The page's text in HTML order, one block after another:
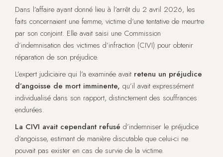
Dans l’affaire ayant donné lieu à l’arrêt du 2 avril 2026, les
faits concernaient une femme, victime d’une tentative de meurtre
par son conjoint. Elle avait saisi une Commission
d’indemnisation des victimes d’infraction (CIVI) pour obtenir
réparation de son préjudice.
L’expert judiciaire qui l’a examinée avait retenu un préjudice
d’angoisse de mort imminente, qu’il avait expressément
individualisé dans son rapport, distinctement des souffrances
endurées.
La CIVI avait cependant refusé d’indemniser le préjudice
d’angoisse, estimant de manière discutable que celui-ci ne
pouvait pas exister en cas de survie de la victime.